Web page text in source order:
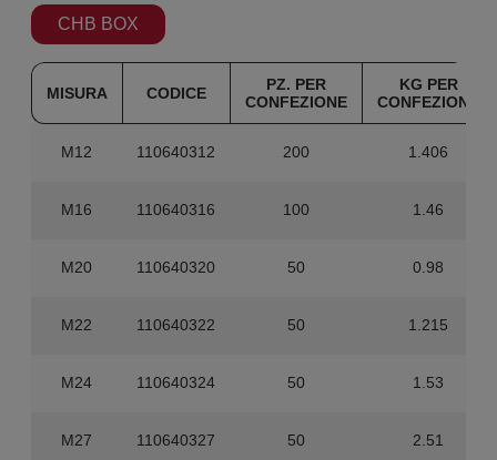
CHB BOX
MISURA CODICE
PZ. PER
CONFEZIONE
KG PER
CONFEZIONE
M12 110640312 200 1.406
M16 110640316 100 1.46
M20 110640320 50 0.98
M22 110640322 50 1.215
M24 110640324 50 1.53
M27 110640327 50 2.51